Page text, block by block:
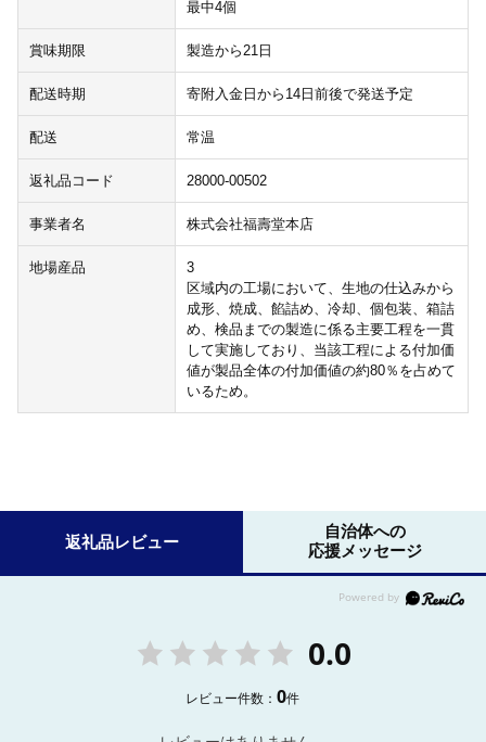
最中4個
賞味期限 製造から21日
配送時期 寄附入金日から14日前後で発送予定
配送 常温
返礼品コード 28000-00502
事業者名 株式会社福壽堂本店
地場産品
3
区域内の工場において、生地の仕込みから
成形、焼成、餡詰め、冷却、個包装、箱詰
め、検品までの製造に係る主要工程を一貫
して実施しており、当該工程による付加価
値が製品全体の付加価値の約80％を占めて
いるため。
返礼品レビュー
自治体への
応援メッセージ
0.0
レビュー件数：0件